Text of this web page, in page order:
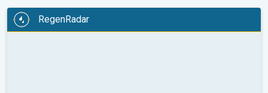
RegenRadar